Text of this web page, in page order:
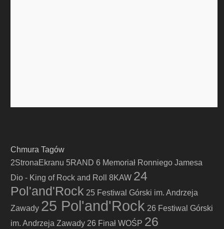
Chmura Tagów
2StronaEkranu 5RAND 6 Memoriał Ronniego Jamesa
Dio - King of Rock and Roll
8KAW 24
Pol'and'Rock 25 Festiwal Górski im. Andrzeja
Zawady 25 Pol'and'Rock 26 Festiwal Górski
im. Andrzeja Zawady 26 Finał WOŚP 26